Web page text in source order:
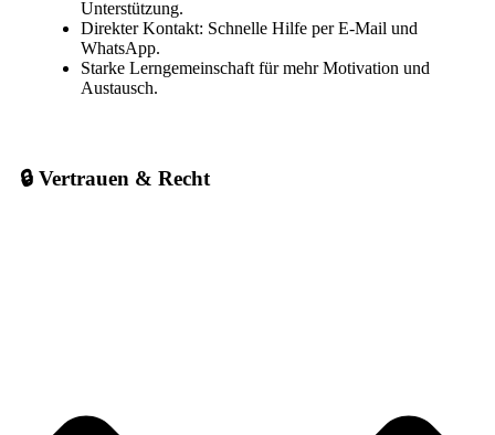
Unterstützung.
Direkter Kontakt: Schnelle Hilfe per E-Mail und
WhatsApp.
Starke Lerngemeinschaft für mehr Motivation und
Austausch.
🔒 Vertrauen & Recht